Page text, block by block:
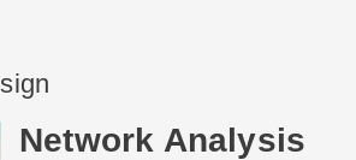
Network Analysis